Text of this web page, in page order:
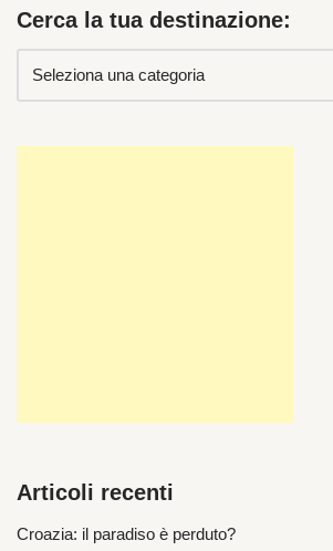
Cerca la tua destinazione:
Articoli recenti
Croazia: il paradiso è perduto?